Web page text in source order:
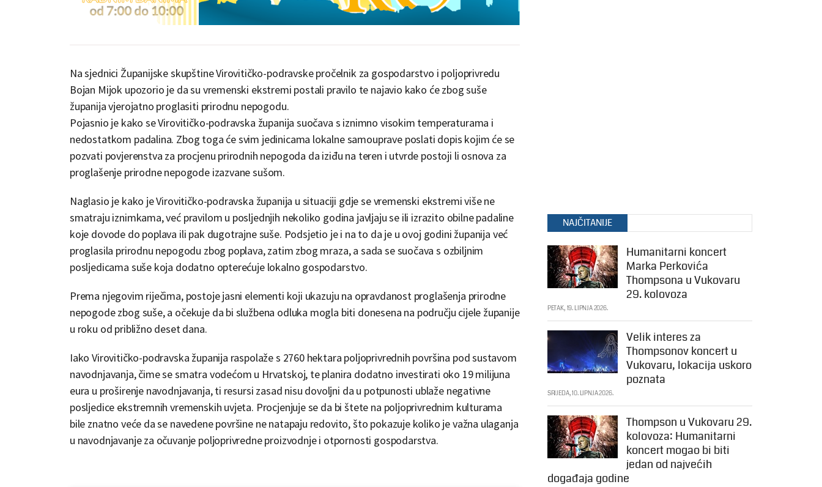
Na sjednici Županijske skupštine Virovitičko-podravske pročelnik za gospodarstvo i poljoprivredu
Bojan Mijok upozorio je da su vremenski ekstremi postali pravilo te najavio kako će zbog suše
županija vjerojatno proglasiti prirodnu nepogodu.
Pojasnio je kako se Virovitičko-podravska županija suočava s iznimno visokim temperaturama i
nedostatkom padalina. Zbog toga će svim jedinicama lokalne samouprave poslati dopis kojim će se
pozvati povjerenstva za procjenu prirodnih nepogoda da iziđu na teren i utvrde postoji li osnova za
proglašenje prirodne nepogode izazvane sušom.
Naglasio je kako je Virovitičko-podravska županija u situaciji gdje se vremenski ekstremi više ne
smatraju iznimkama, već pravilom u posljednjih nekoliko godina javljaju se ili izrazito obilne padaline
koje dovode do poplava ili pak dugotrajne suše. Podsjetio je i na to da je u ovoj godini županija već
proglasila prirodnu nepogodu zbog poplava, zatim zbog mraza, a sada se suočava s ozbiljnim
posljedicama suše koja dodatno opterećuje lokalno gospodarstvo.
Prema njegovim riječima, postoje jasni elementi koji ukazuju na opravdanost proglašenja prirodne
nepogode zbog suše, a očekuje da bi službena odluka mogla biti donesena na području cijele županije
u roku od približno deset dana.
Iako Virovitičko-podravska županija raspolaže s 2760 hektara poljoprivrednih površina pod sustavom
navodnjavanja, čime se smatra vodećom u Hrvatskoj, te planira dodatno investirati oko 19 milijuna
eura u proširenje navodnjavanja, ti resursi zasad nisu dovoljni da u potpunosti ublaže negativne
posljedice ekstremnih vremenskih uvjeta. Procjenjuje se da bi štete na poljoprivrednim kulturama
bile znatno veće da se navedene površine ne natapaju redovito, što pokazuje koliko je važna ulaganja
u navodnjavanje za očuvanje poljoprivredne proizvodnje i otpornosti gospodarstva.
NAJČITANIJE
Humanitarni koncert
Marka Perkovića
Thompsona u Vukovaru
29. kolovoza
PETAK, 19. LIPNJA 2026.
Velik interes za
Thompsonov koncert u
Vukovaru, lokacija uskoro
poznata
SRIJEDA, 10. LIPNJA 2026.
Thompson u Vukovaru 29.
kolovoza: Humanitarni
koncert mogao bi biti
jedan od najvećih
događaja godine